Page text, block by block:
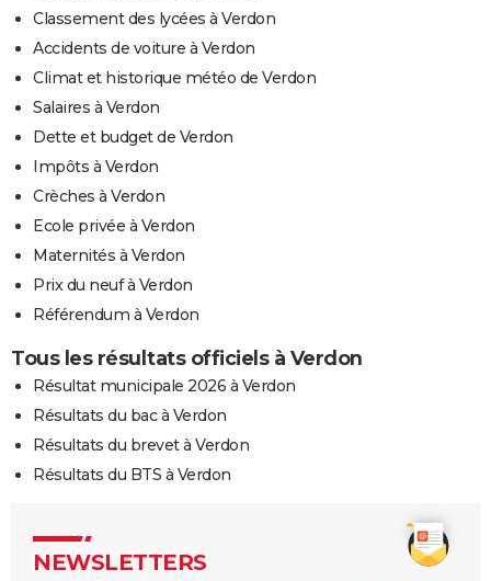
Classement des lycées à Verdon
Accidents de voiture à Verdon
Climat et historique météo de Verdon
Salaires à Verdon
Dette et budget de Verdon
Impôts à Verdon
Crèches à Verdon
Ecole privée à Verdon
Maternités à Verdon
Prix du neuf à Verdon
Référendum à Verdon
Tous les résultats officiels à Verdon
Résultat municipale 2026 à Verdon
Résultats du bac à Verdon
Résultats du brevet à Verdon
Résultats du BTS à Verdon
NEWSLETTERS